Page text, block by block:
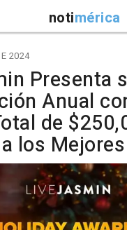
notimérica
2024
Presenta
Anual
de
los